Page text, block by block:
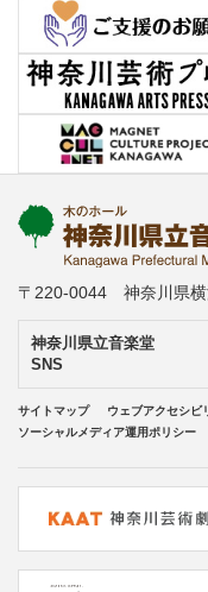
〒220-0044 神奈川県横
神奈川県立音楽堂
SNS
サイトマップ ウェブアクセシビ
ソーシャルメディア運用ポリシー